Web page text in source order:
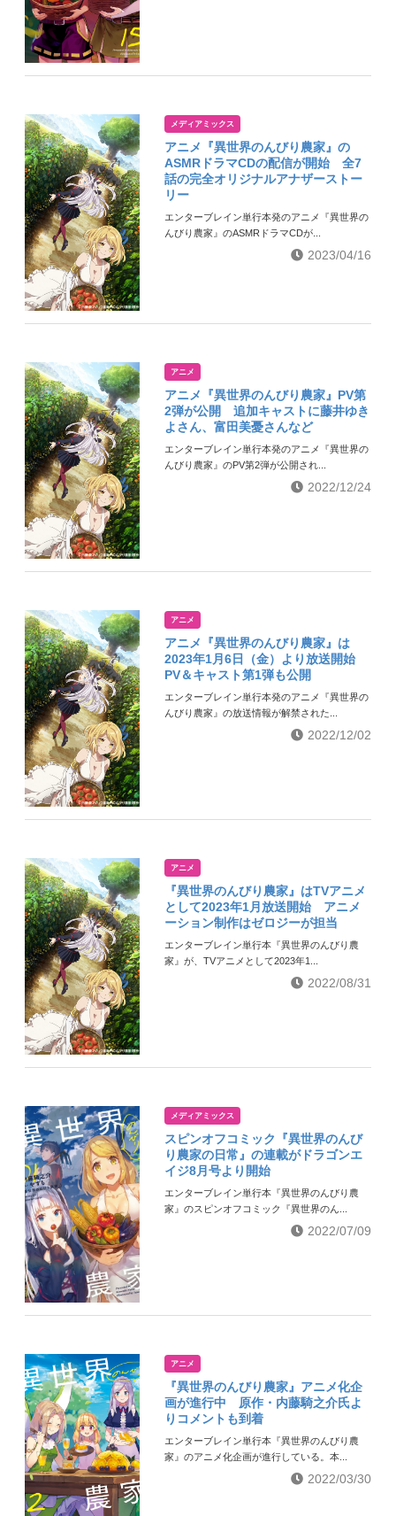
メディアミックス
アニメ『異世界のんびり農家』の
ASMRドラマCDの配信が開始 全7
話の完全オリジナルアナザーストー
リー
エンターブレイン単行本発のアニメ『異世界の
んびり農家』のASMRドラマCDが...
2023/04/16
アニメ
アニメ『異世界のんびり農家』PV第
2弾が公開 追加キャストに藤井ゆき
よさん、富田美憂さんなど
エンターブレイン単行本発のアニメ『異世界の
んびり農家』のPV第2弾が公開され...
2022/12/24
アニメ
アニメ『異世界のんびり農家』は
2023年1月6日（金）より放送開始
PV＆キャスト第1弾も公開
エンターブレイン単行本発のアニメ『異世界の
んびり農家』の放送情報が解禁された...
2022/12/02
アニメ
『異世界のんびり農家』はTVアニメ
として2023年1月放送開始 アニメ
ーション制作はゼロジーが担当
エンターブレイン単行本『異世界のんびり農
家』が、TVアニメとして2023年1...
2022/08/31
メディアミックス
スピンオフコミック『異世界のんび
り農家の日常』の連載がドラゴンエ
イジ8月号より開始
エンターブレイン単行本『異世界のんびり農
家』のスピンオフコミック『異世界のん...
2022/07/09
アニメ
『異世界のんびり農家』アニメ化企
画が進行中 原作・内藤騎之介氏よ
りコメントも到着
エンターブレイン単行本『異世界のんびり農
家』のアニメ化企画が進行している。本...
2022/03/30